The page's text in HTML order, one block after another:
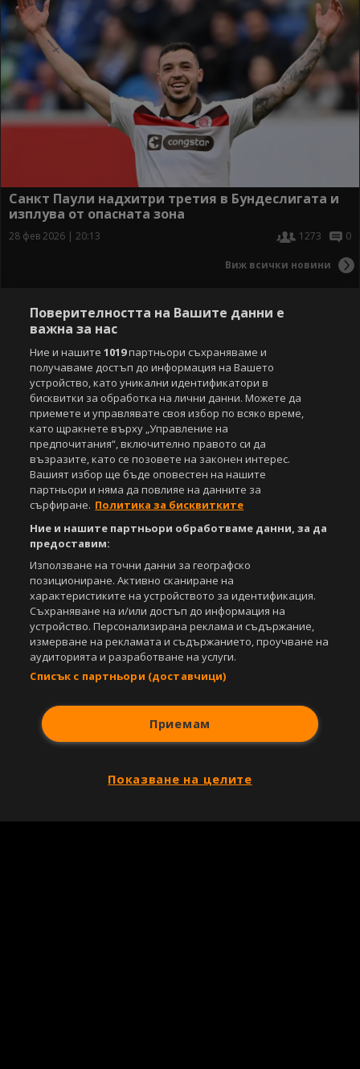
Санкт Паули надхитри третия в Бундеслигата и
изплува от опасната зона
28 фев 2026 | 20:13 1273 0
Виж всички новини
Поверителността на Вашите данни е
важна за нас
Ние и нашите1019партньори съхраняваме и
получаваме достъп до информация на Вашето
устройство, като уникални идентификатори в
бисквитки за обработка на лични данни. Можете да
приемете и управлявате своя избор по всяко време,
като щракнете върху „Управление на
предпочитания“, включително правото си да
възразите, като се позовете на законен интерес.
Вашият избор ще бъде оповестен на нашите
партньори и няма да повлияе на данните за
сърфиране. Политика за бисквитките
Ние и нашите партньори обработваме данни, за да
предоставим:
Използване на точни данни за географско
позициониране. Активно сканиране на
характеристиките на устройството за идентификация.
Съхраняване на и/или достъп до информация на
устройство. Персонализирана реклама и съдържание,
измерване на рекламата и съдържанието, проучване на
аудиторията и разработване на услуги.
Списък с партньори (доставчици)
Приемам
Показване на целите